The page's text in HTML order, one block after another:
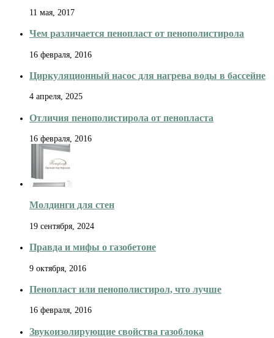
11 мая, 2017
Чем различается пенопласт от пенополистирола
16 февраля, 2016
Циркуляционный насос для нагрева воды в бассейне
4 апреля, 2025
Отличия пенополистирола от пенопласта
16 февраля, 2016
Молдинги для стен
19 сентября, 2024
Правда и мифы о газобетоне
9 октября, 2016
Пенопласт или пенополистирол, что лучше
16 февраля, 2016
Звукоизолирующие свойства газоблока